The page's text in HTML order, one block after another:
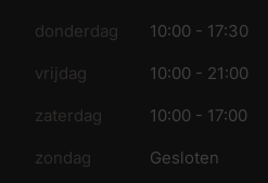
donderdag 10:00 - 17:30
vrijdag 10:00 - 21:00
zaterdag 10:00 - 17:00
zondag Gesloten